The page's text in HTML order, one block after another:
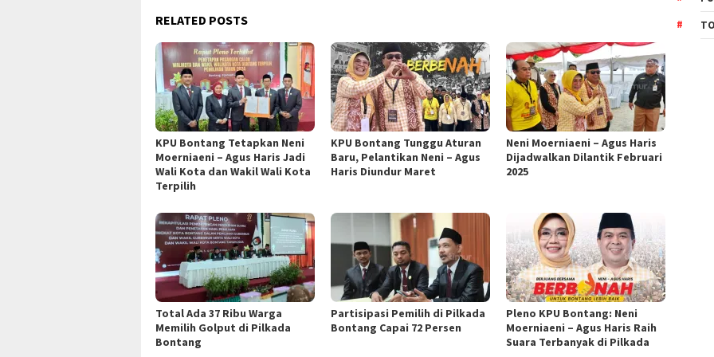
RELATED POSTS
KPU Bontang Tetapkan Neni
Moerniaeni – Agus Haris Jadi
Wali Kota dan Wakil Wali Kota
Terpilih
KPU Bontang Tunggu Aturan
Baru, Pelantikan Neni – Agus
Haris Diundur Maret
Neni Moerniaeni – Agus Haris
Dijadwalkan Dilantik Februari
2025
Total Ada 37 Ribu Warga
Memilih Golput di Pilkada
Bontang
Partisipasi Pemilih di Pilkada
Bontang Capai 72 Persen
Pleno KPU Bontang: Neni
Moerniaeni – Agus Haris Raih
Suara Terbanyak di Pilkada